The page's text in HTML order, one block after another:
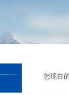
您现在